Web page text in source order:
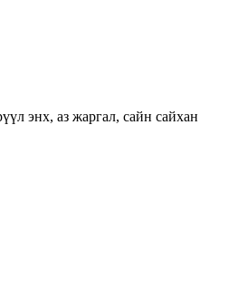
энх, аз жаргал, сайн сайхан